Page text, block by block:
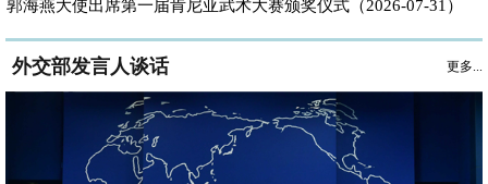
郭海燕大使出席第一届肯尼亚武术大赛颁奖仪式（2026-07-31）
外交部发言人谈话 更多...